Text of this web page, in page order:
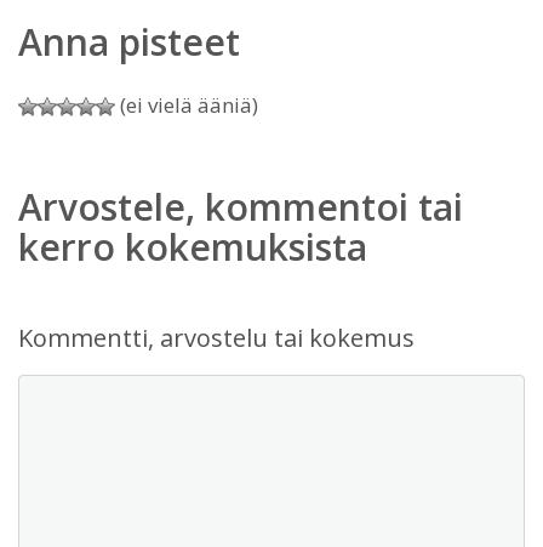
Anna pisteet
(ei vielä ääniä)
Arvostele, kommentoi tai
kerro kokemuksista
Kommentti, arvostelu tai kokemus